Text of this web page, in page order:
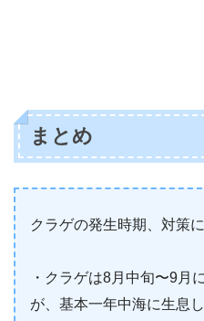
まとめ
クラゲの発生時期、対策
・クラゲは8月中旬〜9月
が、基本一年中海に生息し